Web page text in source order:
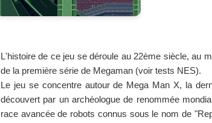
L'histoire de ce jeu se déroule au 22ème siècle, au
de la première série de Megaman (voir tests NES).
Le jeu se concentre autour de Mega Man X, la
découvert par un archéologue de renommée
race avancée de robots connus sous le nom de